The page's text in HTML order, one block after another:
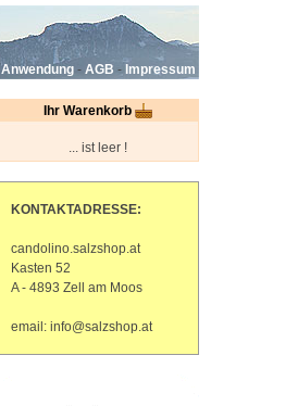
Anwendung - AGB - Impressum
Ihr Warenkorb
... ist leer !
KONTAKTADRESSE:
candolino.salzshop.at
Kasten 52
A - 4893 Zell am Moos
email: info@salzshop.at